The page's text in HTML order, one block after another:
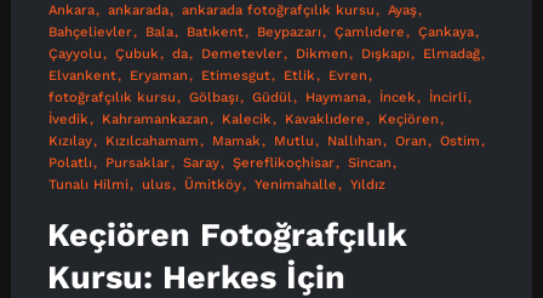
Ankara
ankarada ankarada fotoğrafçılık kursu
Ayaş
Bahçelievler
Bala Batıkent Beypazarı Çamlıdere
Çankaya
Çayyolu
Çubuk da Demetevler Dikmen Dışkapı
Elmadağ
Elvankent
Eryaman Etimesgut Etlik
Evren
fotoğrafçılık kursu
Gölbaşı Güdül Haymana İncek
İncirli
İvedik
Kahramankazan Kalecik Kavaklıdere
Keçiören
Kızılay
Kızılcahamam Mamak Mutlu Nallıhan Oran
Ostim
Polatlı
Pursaklar Saray Şereflikoçhisar
Sincan
Tunalı Hilmi
ulus Ümitköy Yenimahalle Yıldız
Keçiören Fotoğrafçılık
Kursu: Herkes İçin